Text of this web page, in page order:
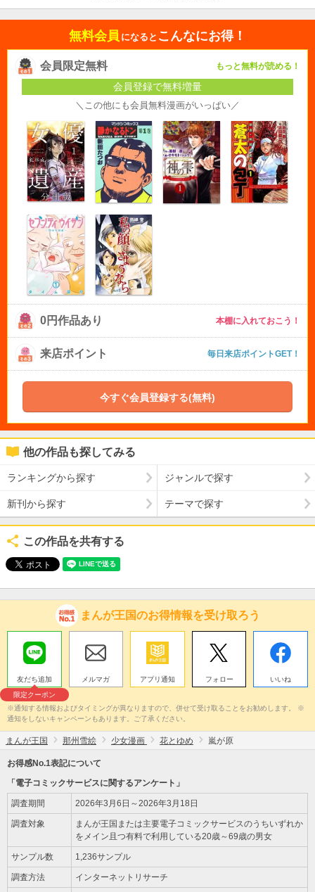
無料会員 になると こんなにお得！
会員限定無料 もっと無料が読める！
会員登録で無料増量
＼この他にも会員無料漫画がいっぱい／
0円作品あり 本棚に入れておこう！
来店ポイント 毎日来店ポイントGET！
今すぐ会員登録する(無料)
他の作品も探してみる
ランキングから探す ジャンルで探す
新刊から探す テーマで探す
この作品を共有する
まんが王国のお得情報を受け取ろう
友だち追加
限定クーポン
メルマガ アプリ通知 フォロー いいね
※通知する情報およびタイミングが異なりますので、併せて受け取ることをお勧めします。 ※
通知をしないキャンペーンもあります。ご了承ください。
まんが王国 那州雪絵 少女漫画 花とゆめ 嵐が原
お得感No.1表記について
「電子コミックサービスに関するアンケート」
調査期間 2026年3月6日～2026年3月18日
調査対象
まんが王国または主要電子コミックサービスのうちいずれか
をメイン且つ有料で利用している20歳～69歳の男女
サンプル数 1,236サンプル
調査方法 インターネットリサーチ